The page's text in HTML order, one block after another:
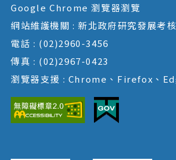
Google Chrome 瀏覽器瀏覽
網站維護機關 : 新北政府研究發展考
電話 : (02)2960-3456
傳真 : (02)2967-0423
瀏覽器支援 : Chrome、Firefox、